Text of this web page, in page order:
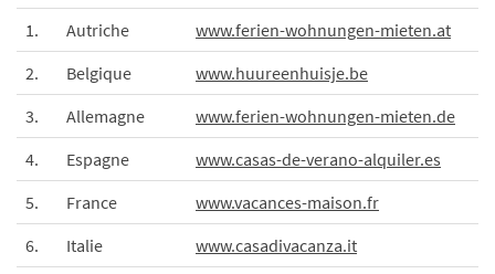
1. Autriche
www.ferien-wohnungen-mieten.at
2.
Belgique
www.huureenhuisje.be
3.
Allemagne
www.ferien-wohnungen-mieten.de
4.
Espagne
www.casas-de-verano-alquiler.es
5.
France
www.vacances-maison.fr
6.
Italie
www.casadivacanza.it